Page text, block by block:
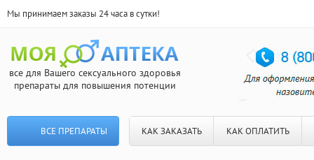
Мы принимаем заказы 24 часа в сутки!
все для Вашего сексуального здоровья
препараты для повышения потенции
ВСЕ ПРЕПАРАТЫ КАК ЗАКАЗАТЬ КАК ОПЛАТИТЬ